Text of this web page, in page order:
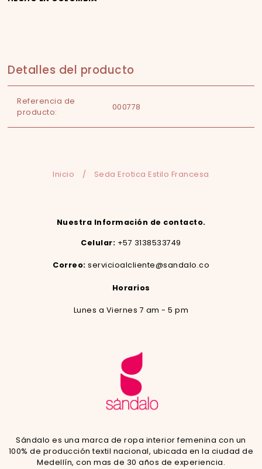
Detalles del producto
Referencia de
producto:
000778
Inicio / Seda Erotica Estilo Francesa
Nuestra Información de contacto.
Celular: +57 3138533749
Correo: servicioalcliente@sandalo.co
Horarios
Lunes a Viernes 7 am - 5 pm
Sándalo es una marca de ropa interior femenina con un
100% de producción textil nacional, ubicada en la ciudad de
Medellín, con mas de 30 años de experiencia.